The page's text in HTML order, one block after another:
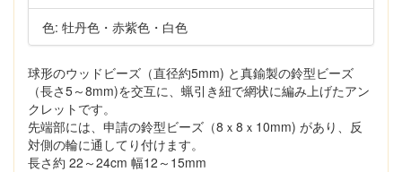
色: 牡丹色・赤紫色・白色
球形のウッドビーズ（直径約5mm) と真鍮製の鈴型ビーズ
（長さ5～8mm)を交互に、蝋引き紐で網状に編み上げたアン
クレットです。
先端部には、申請の鈴型ビーズ（8ｘ8ｘ10mm) があり、反
対側の輪に通してり付けます。
長さ約 22～24cm 幅12～15mm